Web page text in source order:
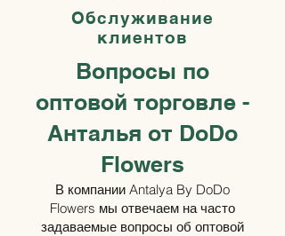
Обслуживание
клиентов
Вопросы по
оптовой торговле -
Анталья от DoDo
Flowers
В компании Antalya By DoDo
Flowers мы отвечаем на часто
задаваемые вопросы об оптовой